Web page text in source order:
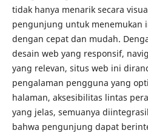
tidak hanya menarik secara
pengunjung untuk menemukan
dengan cepat dan mudah.
desain web yang responsif,
yang relevan, situs web ini
pengalaman pengguna yang
halaman, aksesibilitas lintas
yang jelas, semuanya
bahwa pengunjung dapat